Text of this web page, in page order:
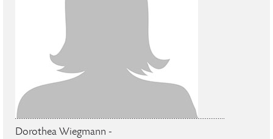
Dorothea Wiegmann -